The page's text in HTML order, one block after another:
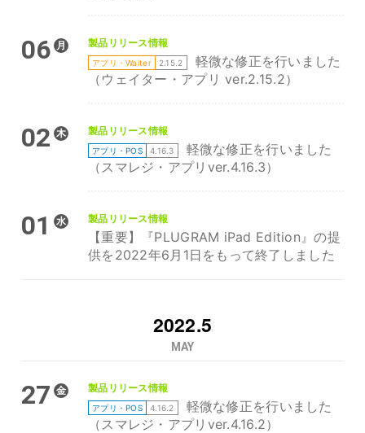
06 月 製品リリース情報
アプリ・Waiter 2.15.2
軽微な修正を行いました
（ウェイター・アプリ ver.2.15.2）
02 木 製品リリース情報
アプリ・POS 4.16.3
軽微な修正を行いました
（スマレジ・アプリver.4.16.3）
01 水 製品リリース情報
【重要】『PLUGRAM iPad Edition』の提
供を2022年6月1日をもって終了しました
2022.5
MAY
27 金 製品リリース情報
アプリ・POS 4.16.2
軽微な修正を行いました
（スマレジ・アプリver.4.16.2）